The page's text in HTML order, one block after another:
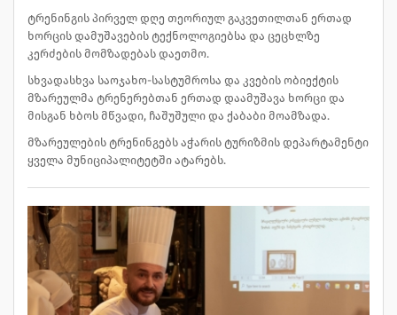
ტრენინგის პირველ დღე თეორიულ გაკვეთილთან ერთად
ხორცის დამუშავების ტექნოლოგიებსა და ცეცხლზე
კერძების მომზადებას დაეთმო.
სხვადასხვა საოჯახო-სასტუმროსა და კვების ობიექტის
მზარეულმა ტრენერებთან ერთად დაამუშავა ხორცი და
მისგან ხბოს მწვადი, ჩაშუშული და ქაბაბი მოამზადა.
მზარეულების ტრენინგებს აჭარის ტურიზმის დეპარტამენტი
ყველა მუნიციპალიტეტში ატარებს.